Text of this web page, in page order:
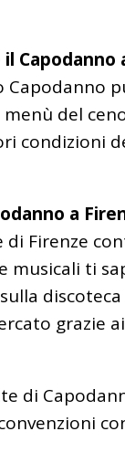
Capodanno
Capodanno
del
condizioni
a
di Firenze
ti
grazie
di